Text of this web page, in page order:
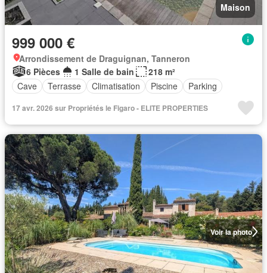
Maison
999 000 €
Arrondissement de Draguignan, Tanneron
6 Pièces
1 Salle de bain
218 m²
Cave
Terrasse Climatisation Piscine Parking
17 avr. 2026 sur Propriétés le Figaro - ELITE PROPERTIES
Voir la photo